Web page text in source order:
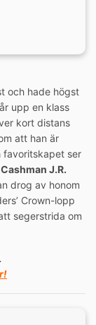
och hade högst
upp en klass
kort distans
att han är
favoritskapet ser
J.R.
drog av honom
Crown-lopp
segerstrida om
.